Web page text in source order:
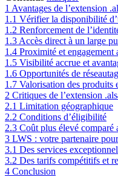
1 Avantages de l’extension
1.1 Vérifier la disponibilité
1.2 Renforcement de
1.3 Accès direct à un large
1.4 Proximité et engagement
1.5 Visibilité accrue et
1.6 Opportunités de
1.7 Valorisation des produits
2 Critiques de l’extension
2.1 Limitation géographique
2.2 Conditions d’éligibilité
2.3 Coût plus élevé comparé
3 LWS : votre partenaire
3.1 Des services
3.2 Des tarifs compétitifs et
4 Conclusion